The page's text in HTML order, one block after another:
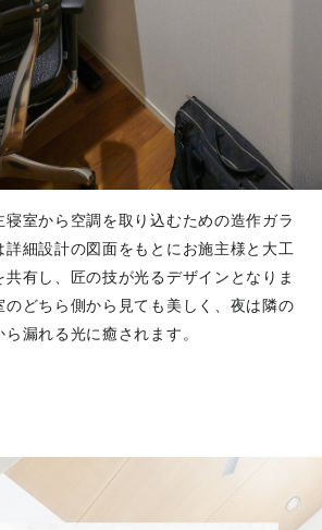
寝室から空調を取り込むための造作ガラ
詳細設計の図面をもとにお施主様と大工
有し、匠の技が光るデザインとなりま
のどちら側から見ても美しく、夜は隣の
ら漏れる光に癒されます。